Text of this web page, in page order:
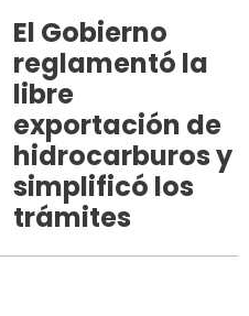
El Gobierno
reglamentó la
libre
exportación de
hidrocarburos y
simplificó los
trámites